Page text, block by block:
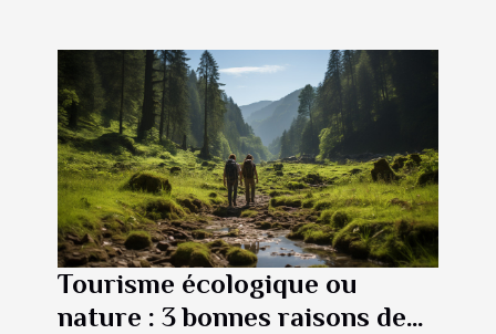
Tourisme écologique ou
nature : 3 bonnes raisons de